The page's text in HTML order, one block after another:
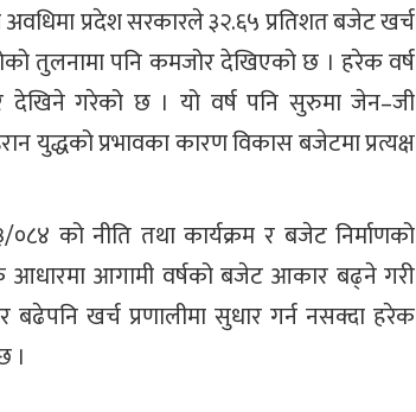
प्रदेश सरकारले ३२.६५ प्रतिशत बजेट खर्च
तुलनामा पनि कमजोर देखिएको छ । हरेक वर्ष
देखिने गरेको छ । यो वर्ष पनि सुरुमा जेन–जी
युद्धको प्रभावका कारण विकास बजेटमा प्रत्यक्ष
को नीति तथा कार्यक्रम र बजेट निर्माणको
आगामी वर्षको बजेट आकार बढ्ने गरी
खर्च प्रणालीमा सुधार गर्न नसक्दा हरेक
।